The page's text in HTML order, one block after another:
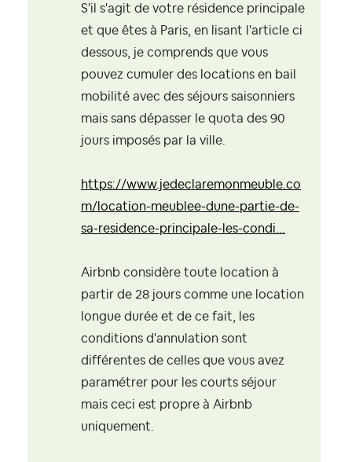
S'il s'agit de votre résidence principale
et que êtes à Paris, en lisant l'article ci
dessous, je comprends que vous
pouvez cumuler des locations en bail
mobilité avec des séjours saisonniers
mais sans dépasser le quota des 90
jours imposés par la ville.
https://www.jedeclaremonmeuble.co
m/location-meublee-dune-partie-de-
sa-residence-principale-les-condi...
Airbnb considère toute location à
partir de 28 jours comme une location
longue durée et de ce fait, les
conditions d'annulation sont
différentes de celles que vous avez
paramétrer pour les courts séjour
mais ceci est propre à Airbnb
uniquement.